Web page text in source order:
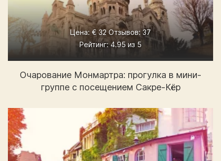
Цена: € 32 Отзывов: 37
Рейтинг: 4.95 из 5
Очарование Монмартра: прогулка в мини-
группе с посещением Сакре-Кёр